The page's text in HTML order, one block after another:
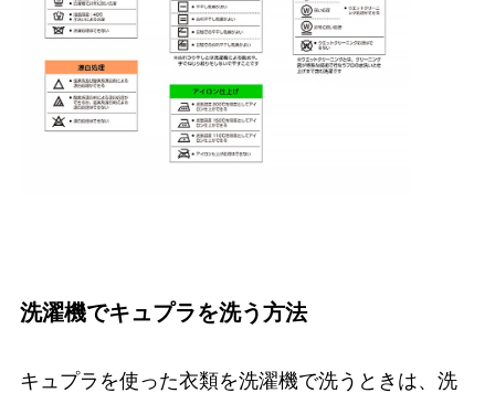
洗濯機でキュプラを洗う方法
キュプラを使った衣類を洗濯機で洗うときは、洗